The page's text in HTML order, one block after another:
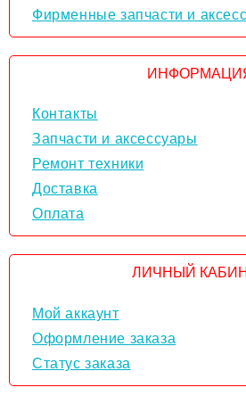
Фирменные запчасти и
Контакты
Запчасти и аксессуары
Ремонт техники
Доставка
Оплата
ЛИЧНЫЙ
Мой аккаунт
Оформление заказа
Статус заказа